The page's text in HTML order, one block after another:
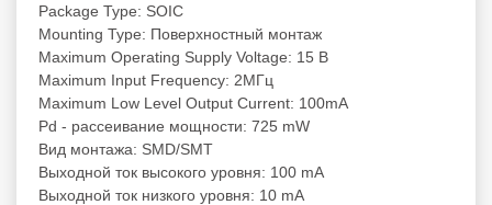
Package Type: SOIC
Mounting Type: Поверхностный монтаж
Maximum Operating Supply Voltage: 15 В
Maximum Input Frequency: 2МГц
Maximum Low Level Output Current: 100mA
Pd - рассеивание мощности: 725 mW
Вид монтажа: SMD/SMT
Выходной ток высокого уровня: 100 mA
Выходной ток низкого уровня: 10 mA